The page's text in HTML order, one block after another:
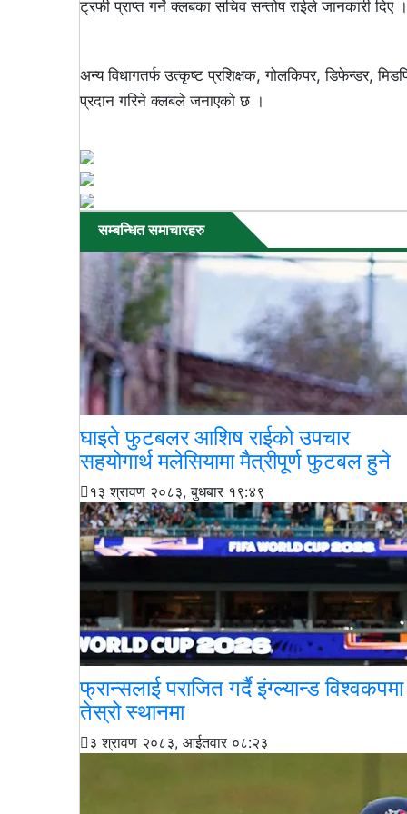
ट्रफी प्राप्त गर्ने क्लबका सचिव सन्तोष राईले जानकारी दिए ।
अन्य विधागतर्फ उत्कृष्ट प्रशिक्षक, गोलकिपर, डिफेन्डर,
प्रदान गरिने क्लबले जनाएको छ ।
सम्बन्धित समाचारहरु
घाइते फुटबलर आशिष राईको उपचार
सहयोगार्थ मलेसियामा मैत्रीपूर्ण फुटबल हुने
१३ श्रावण २०८३, बुधबार १९:४९
फ्रान्सलाई पराजित गर्दै इंग्ल्यान्ड विश्वकपमा
तेस्रो स्थानमा
३ श्रावण २०८३, आईतवार ०८:२३